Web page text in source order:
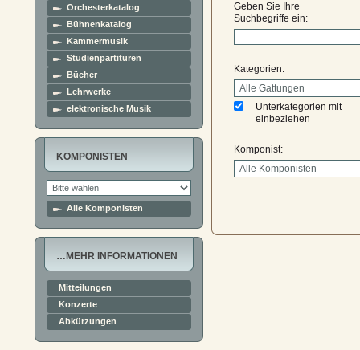
Orchesterkatalog
Bühnenkatalog
Kammermusik
Studienpartituren
Bücher
Lehrwerke
elektronische Musik
KOMPONISTEN
Alle Komponisten
…MEHR INFORMATIONEN
Mitteilungen
Konzerte
Abkürzungen
Geben Sie Ihre
Suchbegriffe ein:
Kategorien:
Unterkategorien mit
einbeziehen
Komponist: